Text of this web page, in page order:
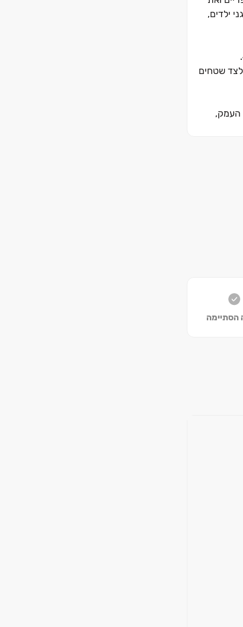
ילדים,
לצד שטחים
העמק,
הסתיימה